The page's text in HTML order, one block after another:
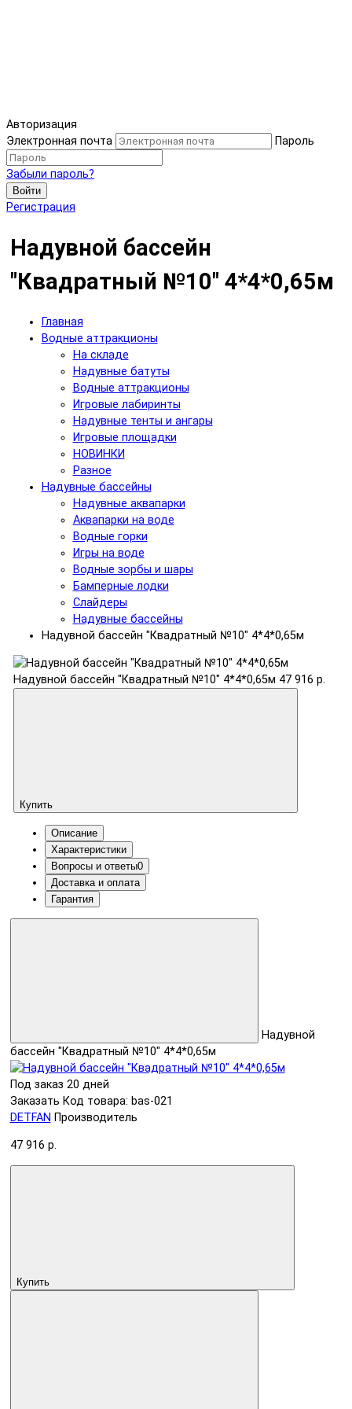
Авторизация
Электронная почта
Пароль
Забыли пароль?
Войти
Регистрация
Надувной бассейн
"Квадратный №10" 4*4*0,65м
Главная
Водные аттракционы
На складе
Надувные батуты
Водные аттракционы
Игровые лабиринты
Надувные тенты и ангары
Игровые площадки
НОВИНКИ
Разное
Надувные бассейны
Надувные аквапарки
Аквапарки на воде
Водные горки
Игры на воде
Водные зорбы и шары
Бамперные лодки
Слайдеры
Надувные бассейны
Надувной бассейн "Квадратный №10" 4*4*0,65м
Надувной бассейн "Квадратный №10" 4*4*0,65м 47 916 р.
Купить
Описание
Характеристики
Вопросы и ответы0
Доставка и оплата
Гарантия
Надувной
бассейн "Квадратный №10" 4*4*0,65м
Под заказ 20 дней
Заказать Код товара: bas-021
DETFAN Производитель
47 916 р.
Купить